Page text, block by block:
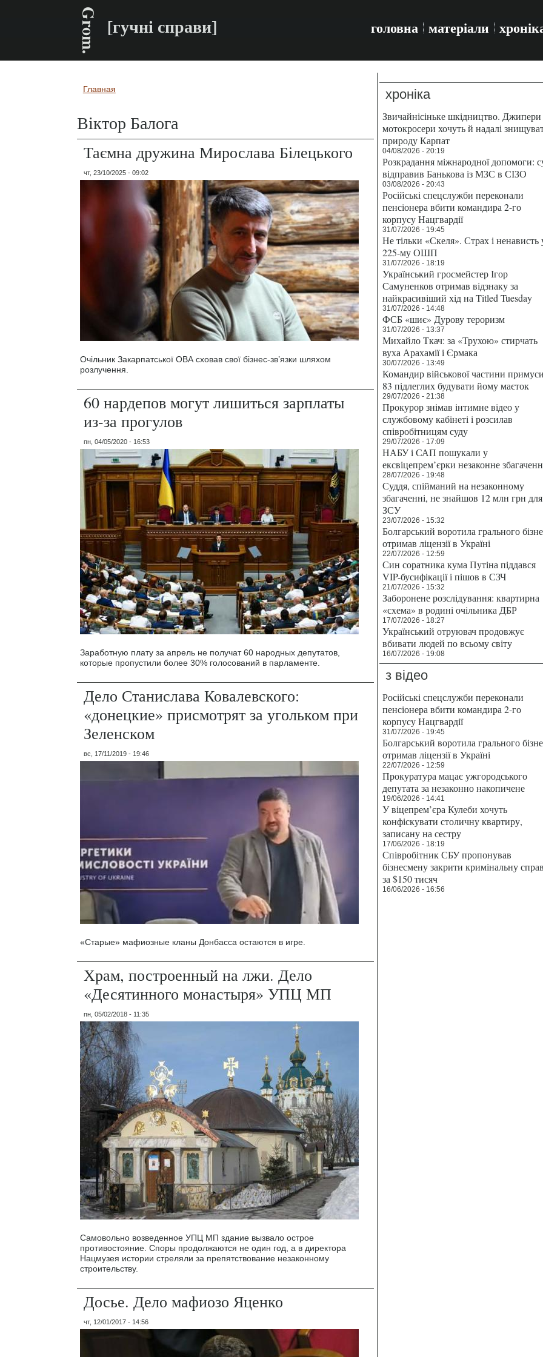
Grom. [гучні справи] головна матеріали
Вы здесь
Главная
Віктор Балога
Таємна дружина Мирослава Білецького
чт, 23/10/2025 - 09:02
Очільник Закарпатської ОВА сховав свої бізнес-зв’язки шляхом
розлучення.
60 нардепов могут лишиться зарплаты
из-за прогулов
пн, 04/05/2020 - 16:53
Заработную плату за апрель не получат 60 народных депутатов,
которые пропустили более 30% голосований в парламенте.
Дело Станислава Ковалевского:
«донецкие» присмотрят за угольком при
Зеленском
вс, 17/11/2019 - 19:46
«Старые» мафиозные кланы Донбасса остаются в игре.
Храм, построенный на лжи. Дело
«Десятинного монастыря» УПЦ МП
пн, 05/02/2018 - 11:35
Самовольно возведенное УПЦ МП здание вызвало острое
противостояние. Споры продолжаются не один год, а в директора
Нацмузея истории стреляли за препятствование незаконному
строительству.
Досье. Дело мафиозо Яценко
чт, 12/01/2017 - 14:56
хроніка
Звичайнісіньке шкідництво. Джипери
мотокросери хочуть й надалі
природу Карпат
04/08/2026 - 20:19
Розкрадання міжнародної допомоги:
відправив Банькова із МЗС в СІЗО
03/08/2026 - 20:43
Російські спецслужби переконали
пенсіонера вбити командира 2-го
корпусу Нацгвардії
31/07/2026 - 19:45
Не тільки «Скеля». Страх і ненависть
225-му ОШП
31/07/2026 - 18:19
Український гросмейстер Ігор
Самуненков отримав відзнаку за
найкрасивіший хід на Titled Tuesday
31/07/2026 - 14:48
ФСБ «шиє» Дурову тероризм
31/07/2026 - 13:37
Михайло Ткач: за «Трухою» стирчать
вуха Арахамії і Єрмака
30/07/2026 - 13:49
Командир військової частини
83 підлеглих будувати йому маєток
29/07/2026 - 21:38
Прокурор знімав інтимне відео у
службовому кабінеті і розсилав
співробітницям суду
29/07/2026 - 17:09
НАБУ і САП пошукали у
ексвіцепрем’єрки незаконне
28/07/2026 - 19:48
Суддя, спійманий на незаконному
збагаченні, не знайшов 12 млн грн для
ЗСУ
23/07/2026 - 15:32
Болгарський воротила грального
отримав ліцензії в Україні
22/07/2026 - 12:59
Син соратника кума Путіна піддався
VIP-бусифікації і пішов в СЗЧ
21/07/2026 - 15:32
Заборонене розслідування: квартирна
«схема» в родині очільника ДБР
17/07/2026 - 18:27
Український отруювач продовжує
вбивати людей по всьому світу
16/07/2026 - 19:08
з відео
Російські спецслужби переконали
пенсіонера вбити командира 2-го
корпусу Нацгвардії
31/07/2026 - 19:45
Болгарський воротила грального
отримав ліцензії в Україні
22/07/2026 - 12:59
Прокуратура мацає ужгородського
депутата за незаконно накопичене
19/06/2026 - 14:41
У віцепрем’єра Кулеби хочуть
конфіскувати столичну квартиру,
записану на сестру
17/06/2026 - 18:19
Співробітник СБУ пропонував
бізнесмену закрити кримінальну
за $150 тисяч
16/06/2026 - 16:56